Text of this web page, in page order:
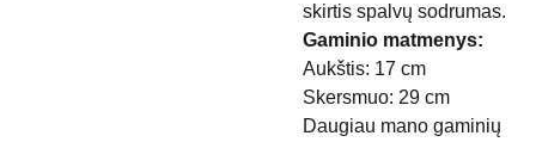
skirtis spalvų sodrumas.
Gaminio matmenys:
Aukštis: 17 cm
Skersmuo: 29 cm
Daugiau mano gaminių